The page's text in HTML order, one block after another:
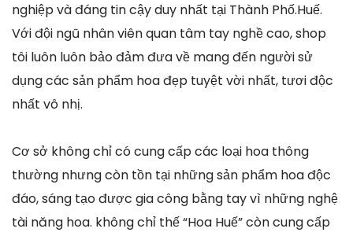
nghiệp và đáng tin cậy duy nhất tại Thành Phố.Huế.
Với đội ngũ nhân viên quan tâm tay nghề cao, shop
tôi luôn luôn bảo đảm đưa về mang đến người sử
dụng các sản phẩm hoa đẹp tuyệt vời nhất, tươi độc
nhất vô nhị.
Cơ sở không chỉ có cung cấp các loại hoa thông
thường nhưng còn tồn tại những sản phẩm hoa độc
đáo, sáng tạo được gia công bằng tay vì những nghệ
tài năng hoa. không chỉ thế “Hoa Huế” còn cung cấp